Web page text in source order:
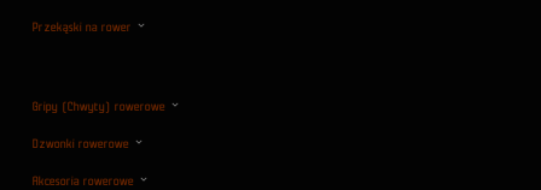
Przekąski na rower
Gripy (Chwyty) rowerowe
Dzwonki rowerowe
Akcesoria rowerowe